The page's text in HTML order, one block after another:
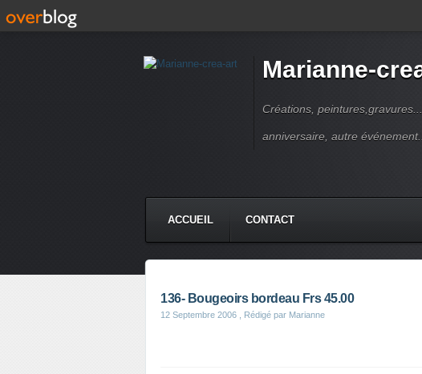
Marianne-
Créations,
anniversaire, autre
ACCUEIL CONTACT
136- Bougeoirs bordeau Frs 45.00
12 Septembre 2006 , Rédigé par Marianne